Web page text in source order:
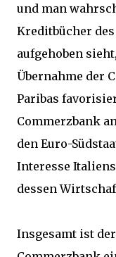
und man
Kreditbücher
aufgehoben
Übernahme der
Paribas
Commerzbank
den Euro-
Interesse
dessen
Insgesamt ist